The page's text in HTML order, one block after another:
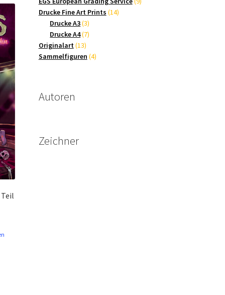
Drucke Fine Art Prints 1414
Drucke A3 33
Produkte
Drucke A4 77
Originalart 1313
Produkte
Sammelfiguren 44
Autoren
Zeichner